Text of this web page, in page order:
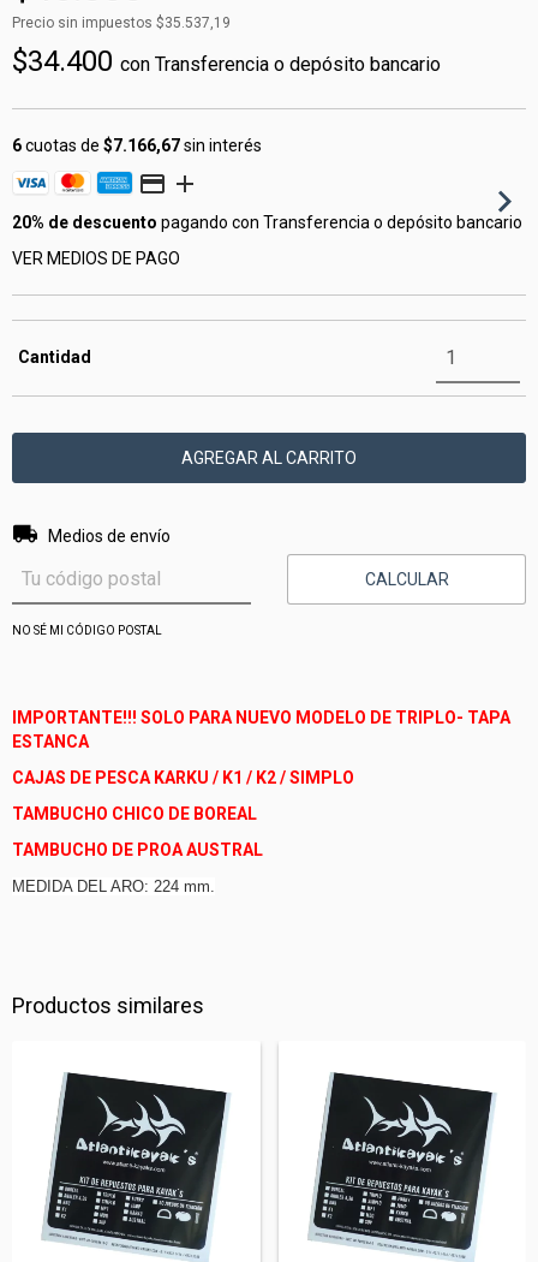
Precio sin impuestos $35.537,19
$34.400 con Transferencia o depósito bancario
6cuotas de $7.166,67sin interés
20% de descuento pagando con Transferencia o depósito bancario
VER MEDIOS DE PAGO
Cantidad
Entregas para el CP:
Medios de envío
CALCULAR
NO SÉ MI CÓDIGO POSTAL
IMPORTANTE!!! SOLO PARA NUEVO MODELO DE TRIPLO- TAPA
ESTANCA
CAJAS DE PESCA KARKU / K1 / K2 / SIMPLO
TAMBUCHO CHICO DE BOREAL
TAMBUCHO DE PROA AUSTRAL
MEDIDA DEL ARO: 224 mm.
Productos similares